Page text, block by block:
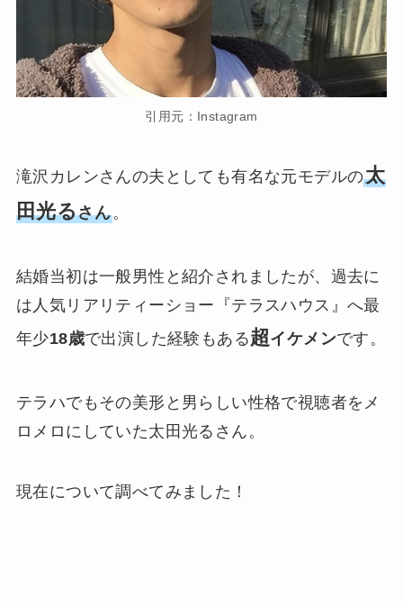
引用元：Instagram
滝沢カレンさんの夫としても有名な元モデルの太
田光るさん。
結婚当初は一般男性と紹介されましたが、過去に
は人気リアリティーショー『テラスハウス』へ最
年少18歳で出演した経験もある超イケメンです。
テラハでもその美形と男らしい性格で視聴者をメ
ロメロにしていた太田光るさん。
現在について調べてみました！